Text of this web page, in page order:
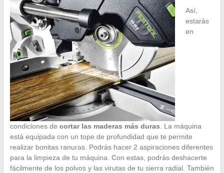
Así,
estarás
en
condiciones de cortar las maderas más duras. La máquina
está equipada con un tope de profundidad que te permite
realizar bonitas ranuras. Podrás hacer 2 aspiraciones diferentes
para la limpieza de tu máquina. Con estas, podrás deshacerte
fácilmente de los polvos y las virutas de tu sierra radial. También